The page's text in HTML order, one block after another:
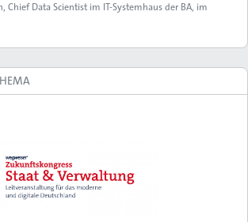
Chief Data Scientist im IT-Systemhaus der BA, im